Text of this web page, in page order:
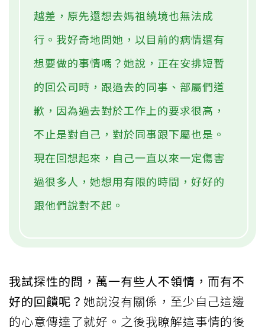
越差，原先還想去媽祖繞境也無法成
行。我好奇地問她，以目前的病情還有
想要做的事情嗎？她說，正在安排短暫
的回公司時，跟過去的同事、部屬們道
歉，因為過去對於工作上的要求很高，
不止是對自己，對於同事跟下屬也是。
現在回想起來，自己一直以來一定傷害
過很多人，她想用有限的時間，好好的
跟他們說對不起。
我試探性的問，萬一有些人不領情，而有不
好的回饋呢？ 她說沒有關係，至少自己這邊
的心意傳達了就好。之後我瞭解這事情的後